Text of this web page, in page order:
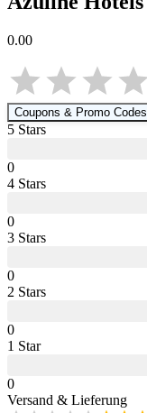
0.00
Coupons & Promo Codes
5 Stars
0
4 Stars
0
3 Stars
0
2 Stars
0
1 Star
0
Versand & Lieferung